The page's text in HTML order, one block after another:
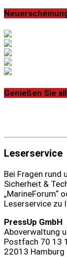
Genießen Sie
Leserservice
Bei Fragen rund
Sicherheit &
„MarineForum“
Leserservice zu
PressUp GmbH
Aboverwaltung
Postfach 70 13
22013 Hamburg